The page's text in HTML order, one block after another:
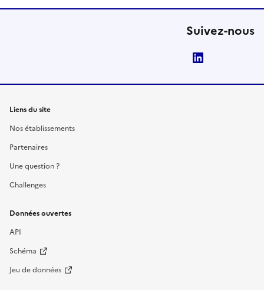
Suivez-nous
Liens du site
Nos établissements
Partenaires
Une question ?
Challenges
Données ouvertes
API
Schéma
Jeu de données